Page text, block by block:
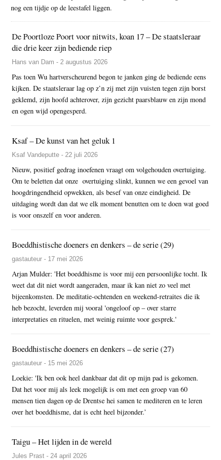
nog een tijdje op de leestafel liggen.
De Poortloze Poort voor nitwits, koan 17 – De staatsleraar
die drie keer zijn bediende riep
Hans van Dam - 2 augustus 2026
Pas toen Wu hartverscheurend begon te janken ging de bediende eens
kijken. De staatsleraar lag op z’n zij met zijn vuisten tegen zijn borst
geklemd, zijn hoofd achterover, zijn gezicht paarsblauw en zijn mond
en ogen wijd opengesperd.
Ksaf – De kunst van het geluk 1
Ksaf Vandeputte - 22 juli 2026
Nieuw, positief gedrag inoefenen vraagt om volgehouden overtuiging.
Om te beletten dat onze overtuiging slinkt, kunnen we een gevoel van
hoogdringendheid opwekken, als besef van onze eindigheid. De
uitdaging wordt dan dat we elk moment benutten om te doen wat goed
is voor onszelf en voor anderen.
Boeddhistische doeners en denkers – de serie (29)
gastauteur - 17 mei 2026
Arjan Mulder: 'Het boeddhisme is voor mij een persoonlijke tocht. Ik
weet dat dit niet wordt aangeraden, maar ik kan niet zo veel met
bijeenkomsten. De meditatie-ochtenden en weekend-retraites die ik
heb bezocht, leverden mij vooral 'ongeloof op – over starre
interpretaties en rituelen, met weinig ruimte voor gesprek.'
Boeddhistische doeners en denkers – de serie (27)
gastauteur - 15 mei 2026
Loekie: 'Ik ben ook heel dankbaar dat dit op mijn pad is gekomen.
Dat het voor mij als leek mogelijk is om met een groep van 60
mensen tien dagen op de Drentse hei samen te mediteren en te leren
over het boeddhisme, dat is echt heel bijzonder.’
Taigu – Het lijden in de wereld
Jules Prast - 24 april 2026